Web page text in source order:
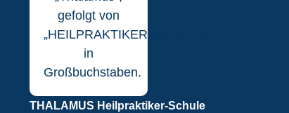
THALAMUS Heilpraktiker-Schule